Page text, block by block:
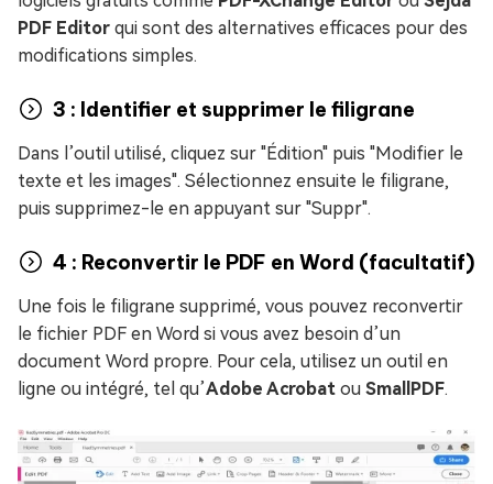
PDF Editor qui sont des alternatives efficaces pour des
modifications simples.
3 : Identifier et supprimer le filigrane
Dans l’outil utilisé, cliquez sur "Édition" puis "Modifier le
texte et les images". Sélectionnez ensuite le filigrane,
puis supprimez-le en appuyant sur "Suppr".
4 : Reconvertir le PDF en Word (facultatif)
Une fois le filigrane supprimé, vous pouvez reconvertir
le fichier PDF en Word si vous avez besoin d’un
document Word propre. Pour cela, utilisez un outil en
ligne ou intégré, tel qu’Adobe Acrobat ou SmallPDF.